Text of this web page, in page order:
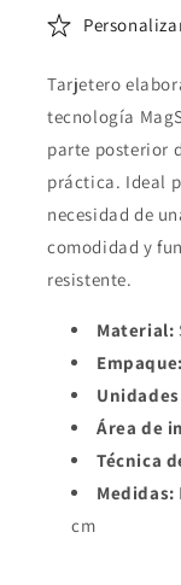
Tarjetero
tecnología
parte posterior
práctica. Ideal
necesidad de
comodidad y
resistente.
Material:
Empaque:
Área de
Técnica
Medidas:
cm